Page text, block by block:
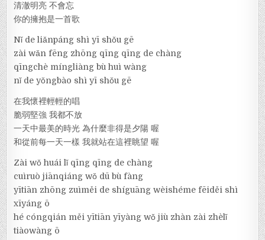
清澈明亮 不會忘
你的擁抱是一首歌
Nǐ de liǎnpáng shì yī shǒu gē
zài wǎn fēng zhōng qīng qīng de chàng
qīngchè míngliàng bù huì wàng
nǐ de yǒngbào shì yī shǒu gē
在我懷裡輕輕的唱
脆弱堅強 我都不放
一天中最美的時光 為什麼非得是夕陽 喔
和從前每一天一樣 我就站在這裡眺望 喔
Zài wǒ huái lǐ qīng qīng de chàng
cuìruò jiānqiáng wǒ dū bù fàng
yītiān zhōng zuìměi de shíguāng wèishéme fēiděi shì
xīyáng ō
hé cóngqián měi yītiān yīyàng wǒ jiù zhàn zài zhèlǐ
tiàowàng ō